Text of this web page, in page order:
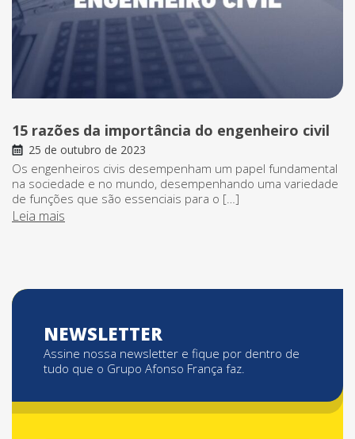
15 razões da importância do engenheiro civil
25 de outubro de 2023
Os engenheiros civis desempenham um papel fundamental
na sociedade e no mundo, desempenhando uma variedade
de funções que são essenciais para o […]
Leia mais
NEWSLETTER
Assine nossa newsletter e fique por dentro de
tudo que o Grupo Afonso França faz.